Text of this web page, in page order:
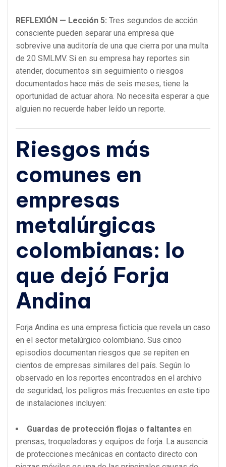
REFLEXIÓN — Lección 5: Tres segundos de acción
consciente pueden separar una empresa que
sobrevive una auditoría de una que cierra por una multa
de 20 SMLMV. Si en su empresa hay reportes sin
atender, documentos sin seguimiento o riesgos
documentados hace más de seis meses, tiene la
oportunidad de actuar ahora. No necesita esperar a que
alguien no recuerde haber leído un reporte.
Riesgos más
comunes en
empresas
metalúrgicas
colombianas: lo
que dejó Forja
Andina
Forja Andina es una empresa ficticia que revela un caso
en el sector metalúrgico colombiano. Sus cinco
episodios documentan riesgos que se repiten en
cientos de empresas similares del país. Según lo
observado en los reportes encontrados en el archivo
de seguridad, los peligros más frecuentes en este tipo
de instalaciones incluyen:
Guardas de protección flojas o faltantes en
prensas, troqueladoras y equipos de forja. La ausencia
de protecciones mecánicas en contacto directo con